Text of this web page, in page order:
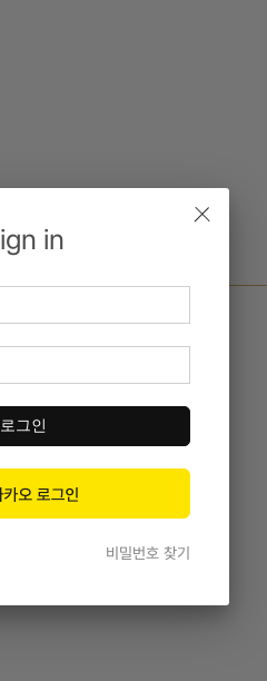
in
로그인
비밀번호 찾기